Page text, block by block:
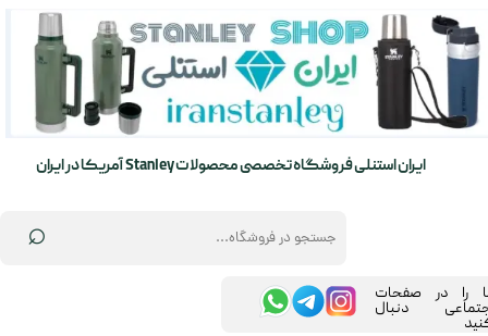
⌕
ایران استنلی فروشگاه تخصصی محصولات Stanley آمریکا در ایران
حساب کاربری من
تغییر گذر واژه
را در صفحات
دنبال